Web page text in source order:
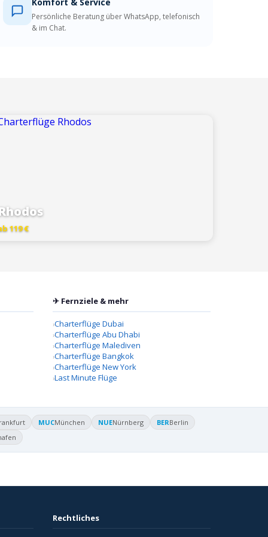
Persönliche Beratung über WhatsApp, telefonisch
& im Chat.
119 €
✈ Fernziele & mehr
Charterflüge Dubai
Charterflüge Abu Dhabi
Charterflüge Malediven
Charterflüge Bangkok
Charterflüge New York
Last Minute Flüge
MUCMünchen NUENürnberg BERBerlin
Rechtliches